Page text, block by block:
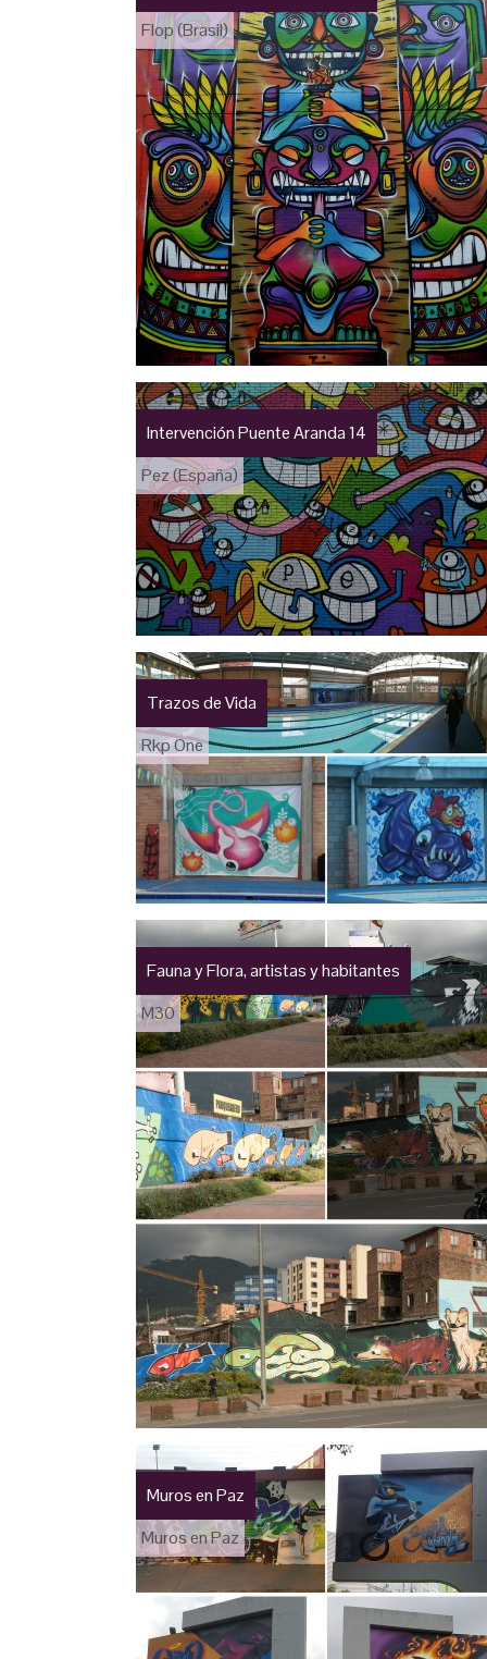
Flop (Brasil)
Intervención Puente Aranda 14
Pez (España)
Trazos de Vida
Rkp One
Fauna y Flora, artistas y habitantes
M30
Muros en Paz
Muros en Paz